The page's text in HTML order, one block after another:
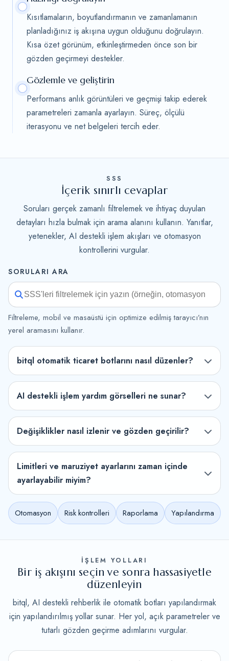
Kısıtlamaların, boyutlandırmanın ve zamanlamanın
planladığınız iş akışına uygun olduğunu doğrulayın.
Kısa özet görünüm, etkinleştirmeden önce son bir
gözden geçirmeyi destekler.
Gözlemle ve geliştirin
Performans anlık görüntüleri ve geçmişi takip ederek
parametreleri zamanla ayarlayın. Süreç, ölçülü
iterasyonu ve net belgeleri tercih eder.
SSS
İçerik sınırlı cevaplar
Soruları gerçek zamanlı filtrelemek ve ihtiyaç duyulan
detayları hızla bulmak için arama alanını kullanın. Yanıtlar,
yetenekler, AI destekli işlem akışları ve otomasyon
kontrollerini vurgular.
SORULARI ARA
Filtreleme, mobil ve masaüstü için optimize edilmiş tarayıcı’nın
yerel aramasını kullanır.
bitql otomatik ticaret botlarını nasıl düzenler?
AI destekli işlem yardım görselleri ne sunar?
Değişiklikler nasıl izlenir ve gözden geçirilir?
Limitleri ve maruziyet ayarlarını zaman içinde
ayarlayabilir miyim?
Otomasyon Risk kontrolleri Raporlama Yapılandırma
İŞLEM YOLLARI
Bir iş akışını seçin ve sonra hassasiyetle
düzenleyin
bitql, AI destekli rehberlik ile otomatik botları yapılandırmak
için yapılandırılmış yollar sunar. Her yol, açık parametreler ve
tutarlı gözden geçirme adımlarını vurgular.